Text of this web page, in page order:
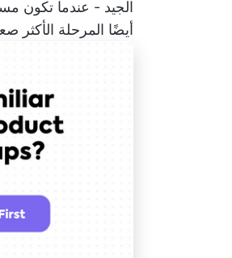
الجيد - عندما تكون
أيضًا المرحلة الأكثر